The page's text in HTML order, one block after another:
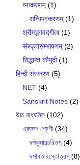
व्याकरणम्(1)
सन्धिप्रकरणम्(1)
श्रीमद्भगवद्गीता(1)
संस्कृतसम्भाषणम्(2)
सिद्धान्त कौमुदी(1)
हिन्दी संस्करण (5)
NET (4)
Sanskrit Notes (2)
উচ্চ মাধ্যমিক (102)
একাদশ শ্রেণী (34)
দশকুমারচরিতম্(4)
দশাবতারস্তোত্রম্(8)